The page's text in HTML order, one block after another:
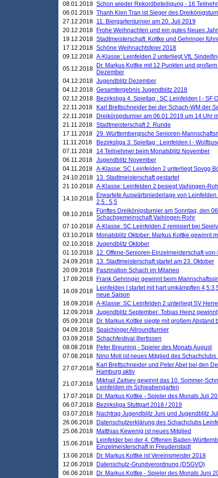
08.01.2019 Schon wieder Rekordbeteiligung - 16
06.01.2019 Thanh Kien Tran ist Sieger des
27.12.2018 11. Biergartenturnier am 20. Juli 2019
20.12.2018
Frohe Weihnachten und ein gutes Neues
19.12.2018 Stadtmeisterschaft: Kottke und Gehringer
17.12.2018 Schöne Weihnachtsfeier 2018
09.12.2018 A-Klasse: Leinfelden 2 unterliegt VfL
05.12.2018
Dr. Markus Kottke mit 12 Punkten und
Dezember
04.12.2018 Jugendblitz Dezember
04.12.2018 Gesamtergebnis Jugendblitz 2018
02.12.2018
Bezirksliga 4. Spieltag : SC Leinfelden I - SF
22.11.2018
Karl Brettschneider bei der Schach-WM der
22.11.2018
Dreikönigsturnier am 06.01.2019 um 14 Uhr
21.11.2018 Stadtmeisterschaft 2. Runde
17.11.2018 29. Württembergische Senioren-
11.11.2018
Bezirksliga 3. Spieltag : Leinfelden I -
07.11.2018
14 Teilnehmer beim Monatsblitz November
06.11.2018 Jugendblitz November
04.11.2018 A-Klasse: SC Leinfelden 2 unterliegt Spvgg
24.10.2018 13. Stadtmeisterschaft gestartet
21.10.2018 A-Klasse: Leinfelden 2 besiegt Vaihingen-
14.10.2018
Erwartete Auswärtsniederlage von
2,5 : 5,5
08.10.2018
Fünftes Dreikönigsturnier am Sonntag, den
Schachgemeinschaft Vaihingen-Rohr
07.10.2018 A-Klasse: SC Leinfelden 2 remisiert bei
03.10.2018
Monatsblitz Oktober: Markus Kottke gewinnt
02.10.2018 Jugendblitz Oktober
01.10.2018 12. Offene-Senioren-Einzelmeisterschaft-
24.09.2018 13. Stadtmeisterschaft startet am 23. Oktober
20.09.2018
Faszination Schach im Milaneo
17.09.2018
Frank Gehringer gewinnt beim
16.09.2018
Leinfelden I startet mit hart umkämpften
neue Saison
16.09.2018 A-Klasse: SC Leinfelden 2 unterliegt SV
12.09.2018 Jugendblitz September: Tobias Heinz gewinnt
05.09.2018
Dr. Markus Kottke siegte mit großem
04.09.2018 Spaichinger Allroundturnier
03.09.2018 Schachfestival Illertissen
08.08.2018
Peter Breuning - Spieler des Monats August
07.08.2018
Nino Moll ist neues Mitglied des
27.07.2018
Karl Brettschneider und Peter Abel bei den
Hamburg aktiv
21.07.2018
Mikhail Zaitsev gewinnt das 10. Sommer-
Leinfelden im Schwabengarten
17.07.2018
Dr. Markus Kottke - Spieler des Monats Juli
06.07.2018
Bezirksliga Stuttgart 2018 / 2019
03.07.2018
Nachtrag Jugendblitz Juni und Jugendblitz
26.06.2018
Datenschutzerklärung des Schachclubs
25.06.2018
Matthias Kewenig ist neues Mitglied
15.06.2018
Leinfelder bei der 4. Offenen Baden-
Einzelmeisterschaft in Freudenstadt
13.06.2018
Dr. Markus Kottke ist Vereinsmeister 2018
12.06.2018
Datenschutz-Grundverordnung (DSGVO)
06.06.2018
Dr. Markus Kottke - Spieler des Monats Juni